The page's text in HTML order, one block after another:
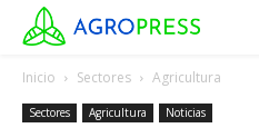
Inicio Sectores Agricultura
Sectores Agricultura Noticias